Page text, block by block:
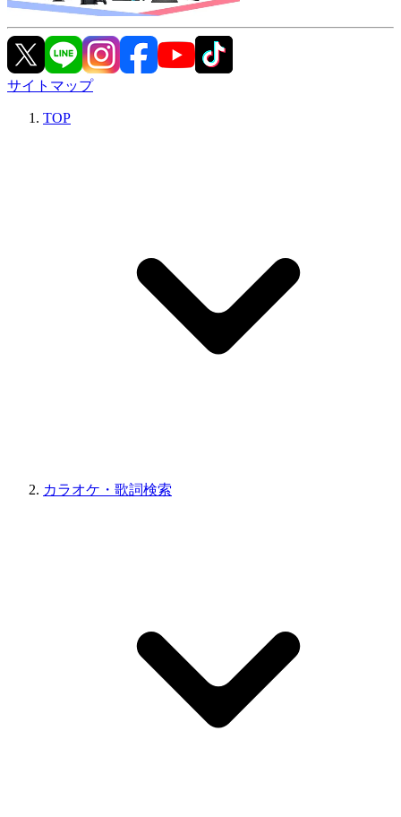
サイトマップ
TOP
カラオケ・歌詞検索